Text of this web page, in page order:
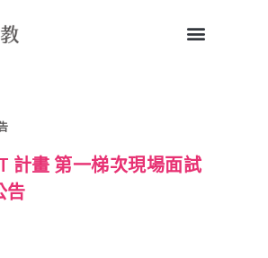
計畫 第一梯次現場面試
告